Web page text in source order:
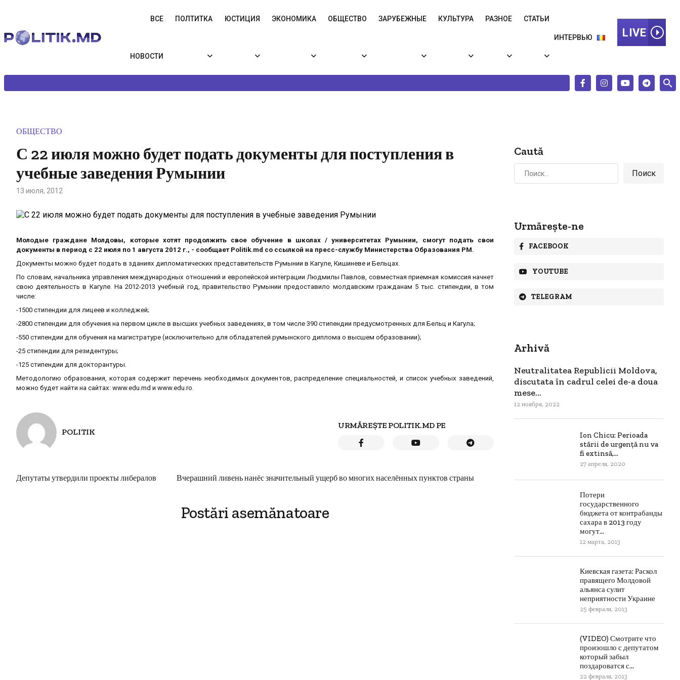
ВСЕ
НОВОСТИ
ПОЛТИТКА ЮСТИЦИЯ ЭКОНОМИКА ОБЩЕСТВО ЗАРУБЕЖНЫЕ КУЛЬТУРА РАЗНОЕ СТАТЬИ
ИНТЕРВЬЮ LIVE
ОБЩЕСТВО
С 22 июля можно будет подать документы для поступления в
учебные заведения Румынии
13 июля, 2012
Молодые граждане Молдовы, которые хотят продолжить свое обучение в школах / университетах Румынии, смогут подать свои
документы в период с 22 июля по 1 августа 2012 г., - сообщает Politik.md со ссылкой на пресс-службу Министерства Образования РМ.
Документы можно будет подать в зданиях дипломатических представительств Румынии в Кагуле, Кишиневе и Бельцах.
По словам, начальника управления международных отношений и европейской интеграции Людмилы Павлов, совместная приемная комиссия начнет
свою деятельность в Кагуле. На 2012-2013 учебный год, правительство Румынии предоставило молдавским гражданам 5 тыс. стипендии, в том
числе:
-1500 стипендии для лицеев и колледжей;
-2800 стипендии для обучения на первом цикле в высших учебных заведениях, в том числе 390 стипендии предусмотренных для Бельц и Кагула;
-550 стипендии для обучения на магистратуре (исключительно для обладателей румынского диплома о высшем образовании);
-25 стипендии для резидентуры;
-125 стипендии для докторантуры.
Методологию образования, которая содержит перечень необходимых документов, распределение специальностей, и список учебных заведений,
можно будет найти на сайтах: www.edu.md и www.edu.ro.
POLITIK
URMĂREȘTE POLITIK.MD PE
Депутаты утвердили проекты либералов Вчерашний ливень нанёс значительный ущерб во многих населённых пунктов страны
Postări asemănatoare
Caută
Найти:
Urmărește-ne
FACEBOOK
YOUTUBE
TELEGRAM
Arhivă
Neutralitatea Republicii Moldova,
discutata în cadrul celei de-a doua
mese...
12 ноября, 2022
Ion Chicu: Perioada
stării de urgenţă nu va
fi extinsă,...
27 апреля, 2020
Потери
государственного
бюджета от контрабанды
сахара в 2013 году
могут...
12 марта, 2013
Киевская газета: Раскол
правящего Молдовой
альянса сулит
неприятности Украине
25 февраля, 2013
(VIDEO) Смотрите что
произошло с депутатом
который забыл
поздароватся с...
22 февраля, 2013